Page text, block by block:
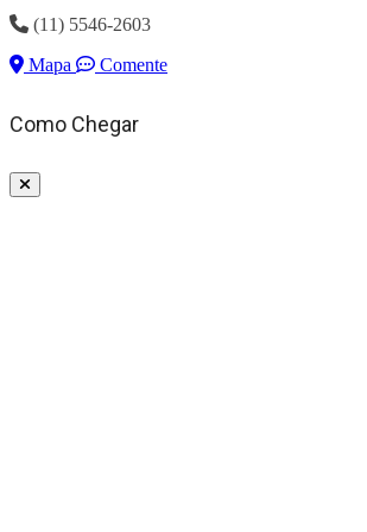
(11) 5546-2603
Mapa
Comente
Como Chegar